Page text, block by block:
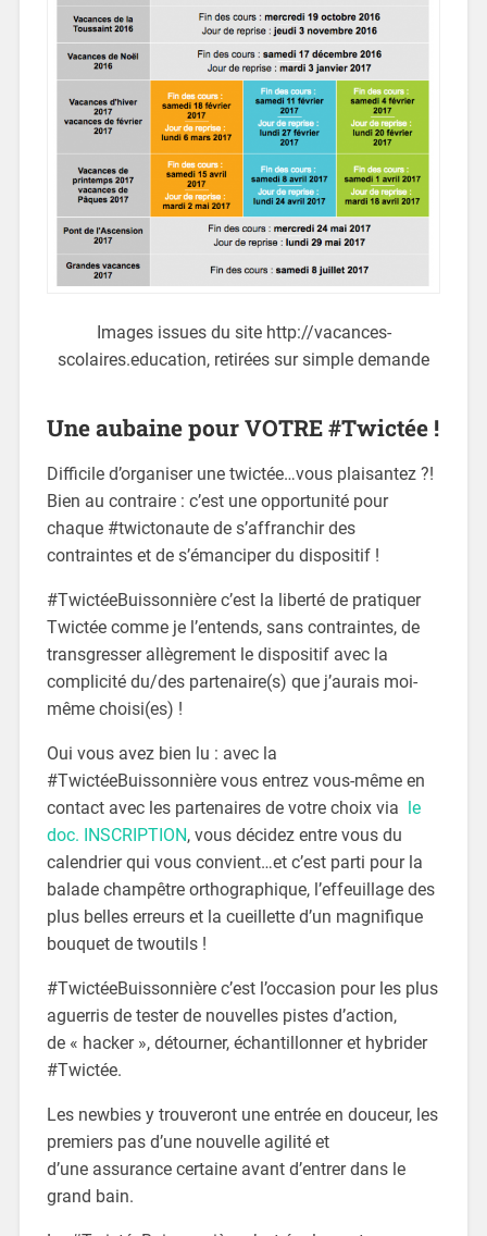
Images issues du site http://vacances-
scolaires.education, retirées sur simple demande
Une aubaine pour VOTRE #Twictée !
Difficile d’organiser une twictée…vous plaisantez ?!
Bien au contraire : c’est une opportunité pour
chaque #twictonaute de s’affranchir des
contraintes et de s’émanciper du dispositif !
#TwictéeBuissonnière c’est la liberté de pratiquer
Twictée comme je l’entends, sans contraintes, de
transgresser allègrement le dispositif avec la
complicité du/des partenaire(s) que j’aurais moi-
même choisi(es) !
Oui vous avez bien lu : avec la
#TwictéeBuissonnière vous entrez vous-même en
contact avec les partenaires de votre choix via
le
doc. INSCRIPTION, vous décidez entre vous du
calendrier qui vous convient…et c’est parti pour la
balade champêtre orthographique, l’effeuillage des
plus belles erreurs et la cueillette d’un magnifique
bouquet de twoutils !
#TwictéeBuissonnière c’est l’occasion pour les plus
aguerris de tester de nouvelles pistes d’action,
de « hacker », détourner, échantillonner et hybrider
#Twictée.
Les newbies y trouveront une entrée en douceur, les
premiers pas d’une nouvelle agilité et
d’une assurance certaine avant d’entrer dans le
grand bain.